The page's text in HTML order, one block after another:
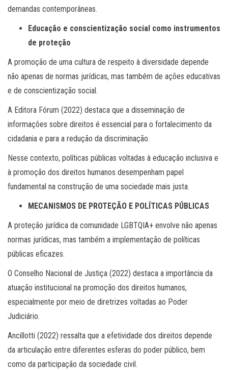
demandas contemporâneas.
Educação e conscientização social como instrumentos
de proteção
A promoção de uma cultura de respeito à diversidade depende
não apenas de normas jurídicas, mas também de ações educativas
e de conscientização social.
A Editora Fórum (2022) destaca que a disseminação de
informações sobre direitos é essencial para o fortalecimento da
cidadania e para a redução da discriminação.
Nesse contexto, políticas públicas voltadas à educação inclusiva e
à promoção dos direitos humanos desempenham papel
fundamental na construção de uma sociedade mais justa.
MECANISMOS DE PROTEÇÃO E POLÍTICAS PÚBLICAS
A proteção jurídica da comunidade LGBTQIA+ envolve não apenas
normas jurídicas, mas também a implementação de políticas
públicas eficazes.
O Conselho Nacional de Justiça (2022) destaca a importância da
atuação institucional na promoção dos direitos humanos,
especialmente por meio de diretrizes voltadas ao Poder
Judiciário.
Ancillotti (2022) ressalta que a efetividade dos direitos depende
da articulação entre diferentes esferas do poder público, bem
como da participação da sociedade civil.